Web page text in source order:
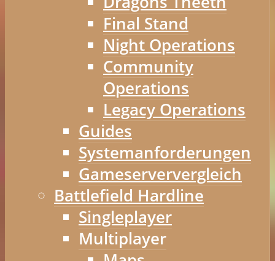
Final Stand
Night Operations
Community
Operations
Legacy Operations
Guides
Systemanforderungen
Gameserververgleich
Battlefield Hardline
Singleplayer
Multiplayer